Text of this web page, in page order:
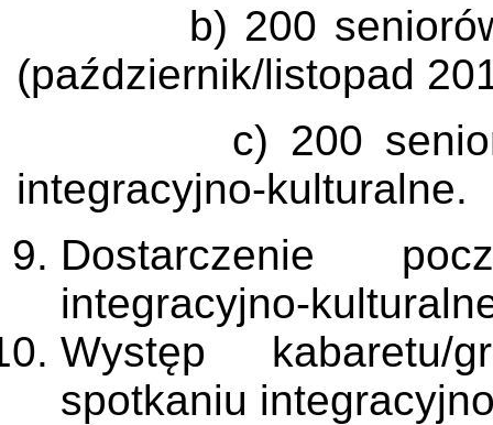
b) 200 seniorów i
(październik/listopad
c) 200 seniorów
integracyjno-kulturalne.
Dostarczenie
integracyjno-
Występ kabaretu/
spotkaniu